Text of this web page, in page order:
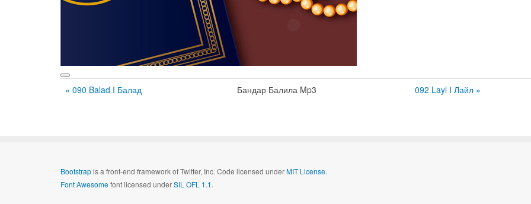
« 090 Balad I Балад Бандар Балила Mp3 092 Layl I Лайл »
Bootstrapis a front-end framework of Twitter, Inc. Code licensed underMIT License.
Font Awesomefont licensed underSIL OFL 1.1.